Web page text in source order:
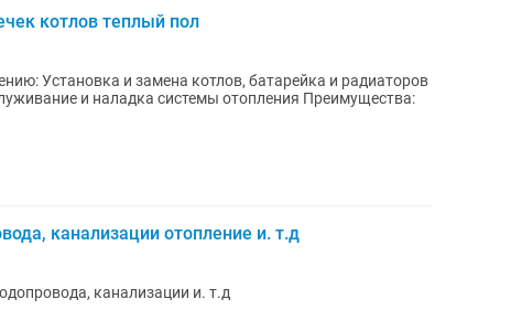
котлов теплый пол
канализации отопление и. т.д
канализации и. т.д